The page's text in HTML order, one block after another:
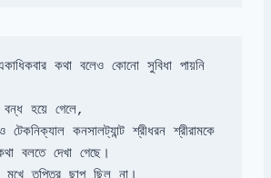
কথা বলেও কোনো সুবিধা পায়নি
কনসালট্যান্ট শ্রীধরন শ্রীরামকে